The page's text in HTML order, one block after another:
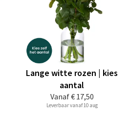
Vanaf€ 17,50
Lange witte rozen | kies
aantal
Leverbaar vanaf 10 aug